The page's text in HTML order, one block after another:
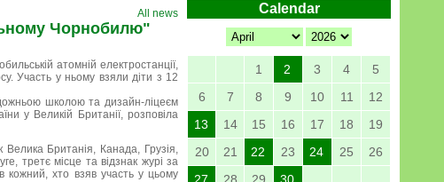
Calendar
1 2 3 4
5
6
7 8 9 10 11
12
13
14 15 16 17 18
19
20
21 22 23 24 25
26
All news
Чорнобилю"
атомній електростанції,
Участь у ньому взяли діти з 12
школою та дизайн-ліцеєм
у Великій Британії, розповіла
Велика Британія, Канада, Грузія,
третє місце та відзнак журі за
кожний, хто взяв участь у цьому